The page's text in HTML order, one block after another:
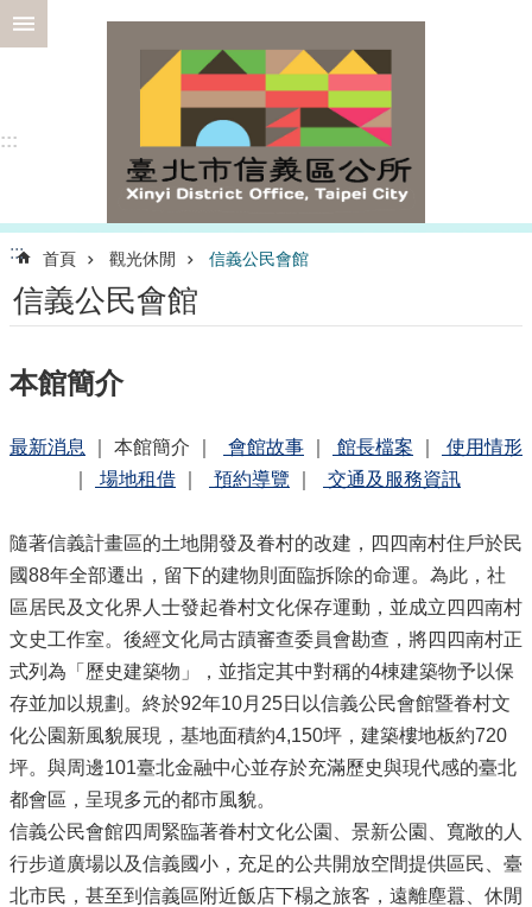
跳到主要內容區塊
選
專
區
為
民
務
信
機
關
紹
區
政
資
訊
申
請
案
:::
::: 首頁 觀光休閒 信義公民會館
信義公民會館
本館簡介
最新消息 本館簡介 會館故事 館長檔案
使用情形
場地租借 預約導覽 交通及服務資訊
隨著信義計畫區的土地開發及眷村的改建，四四南村住戶於民
國88年全部遷出，留下的建物則面臨拆除的命運。為此，社
區居民及文化界人士發起眷村文化保存運動，並成立四四南村
文史工作室。後經文化局古蹟審查委員會勘查，將四四南村正
式列為「歷史建築物」，並指定其中對稱的4棟建築物予以保
存並加以規劃。終於92年10月25日以信義公民會館暨眷村文
化公園新風貌展現，基地面積約4,150坪，建築樓地板約720
坪。與周邊101臺北金融中心並存於充滿歷史與現代感的臺北
都會區，呈現多元的都市風貌。
信義公民會館四周緊臨著眷村文化公園、景新公園、寬敞的人
行步道廣場以及信義國小，充足的公共開放空間提供區民、臺
北市民，甚至到信義區附近飯店下榻之旅客，遠離塵囂、休閒